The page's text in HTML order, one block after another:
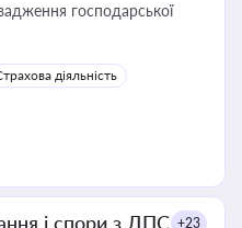
господарської
діяльність
і спори з ДПС +23